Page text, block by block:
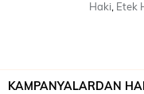
Haki Etek
KAMPANYALARDAN